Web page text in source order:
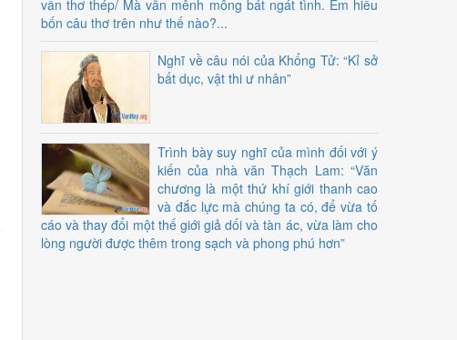
vần thơ thép/ Mà vẫn mênh mông bát ngát tình. Em hiểu
bốn câu thơ trên như thế nào?...
Nghĩ về câu nói của Khổng Tử: “Kỉ sở
bất dục, vật thi ư nhân”
Trình bày suy nghĩ của mình đối với ý
kiến của nhà văn Thạch Lam: “Văn
chương là một thứ khí giới thanh cao
và đắc lực mà chúng ta có, để vừa tố
cáo và thay đổi một thế giới giả dối và tàn ác, vừa làm cho
lòng người được thêm trong sạch và phong phú hơn”